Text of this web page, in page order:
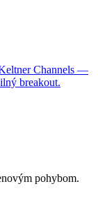
Channels —
breakout.
pohybom.